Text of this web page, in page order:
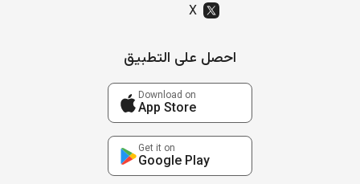
X
احصل على التطبيق
Download on
App Store
Get it on
Google Play